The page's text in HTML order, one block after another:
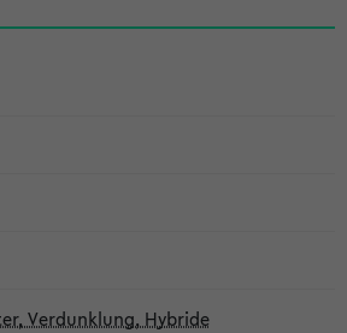
Verdunklung, Hybride